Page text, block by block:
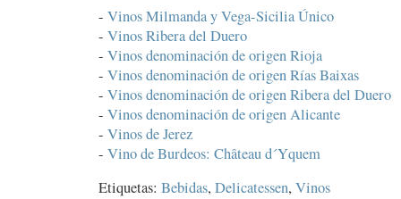
- Vinos Milmanda y Vega-Sicilia Único
- Vinos Ribera del Duero
- Vinos denominación de origen Rioja
- Vinos denominación de origen Rías Baixas
- Vinos denominación de origen Ribera del Duero
- Vinos denominación de origen Alicante
- Vinos de Jerez
- Vino de Burdeos: Château d´Yquem
Etiquetas: Bebidas, Delicatessen, Vinos